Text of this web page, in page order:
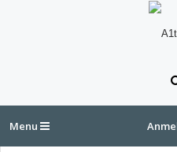
Menu